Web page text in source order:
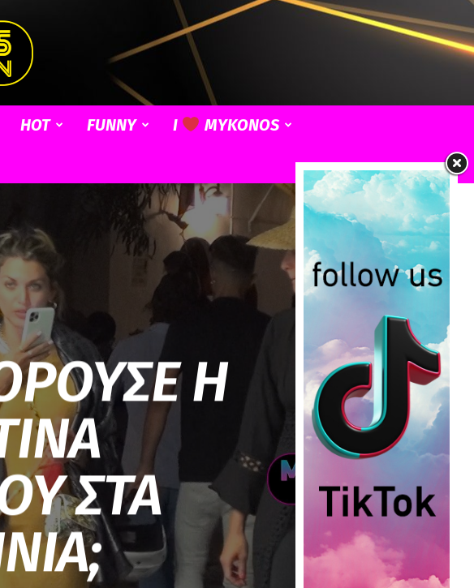
HOT FUNNY I
MYKONOS
Η
ΣΤΑ